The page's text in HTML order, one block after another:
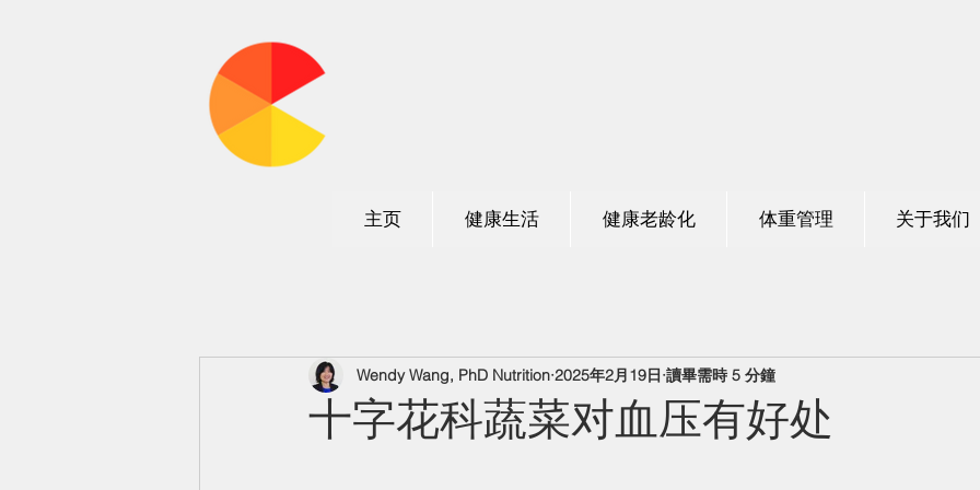
主页 健康生活 健康老龄化 体重管理 关于我们
十字花科蔬菜对血压有好处
Wendy Wang, PhD Nutrition 2025年2月19日 讀畢需時 5 分鐘